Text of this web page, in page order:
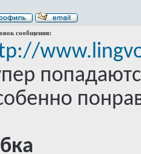
сообщения: